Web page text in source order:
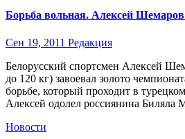
Борьба вольная. Алексей
Сен 19, 2011 Редакция
Белорусский спортсмен Алексей
до 120 кг) завоевал золото
борьбе, который проходит в
Алексей одолел россиянина Биляла
Новости